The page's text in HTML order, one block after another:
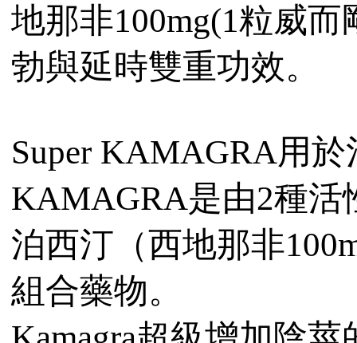
地那非100mg(1粒威
勃與延時雙重功效。
Super KAMAGRA用
KAMAGRA是由2種活
泊西汀（西地那非
組合藥物。